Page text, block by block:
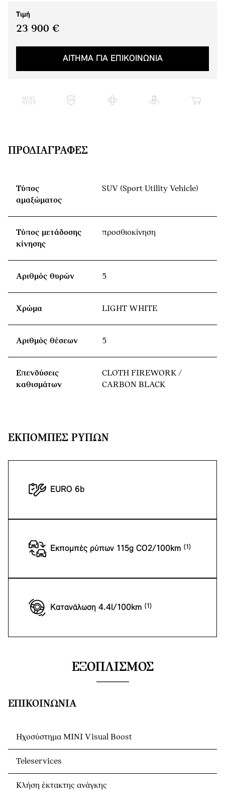
Τιμή
23 900 €
ΑΙΤΗΜΑ ΓΙΑ ΕΠΙΚΟΙΝΩΝΙΑ
ΠΡΟΔΙΑΓΡΑΦΈΣ
Τύπος
αμαξώματος
SUV (Sport Utility Vehicle)
Τύπος μετάδοσης
κίνησης
προσθιοκίνηση
Αριθμός θυρών 5
Χρώμα LIGHT WHITE
Αριθμός θέσεων 5
Επενδύσεις
καθισμάτων
CLOTH FIREWORK /
CARBON BLACK
ΕΚΠΟΜΠΈΣ ΡΎΠΩΝ
EURO 6b
Εκπομπές ρύπων 115g CO2/100km
Κατανάλωση 4.4l/100km
ΕΞΟΠΛΙΣΜΌΣ
ΕΠΙΚΟΙΝΩΝΊΑ
Ηχοσύστημα MINI Visual Boost
Teleservices
Κλήση έκτακτης ανάγκης